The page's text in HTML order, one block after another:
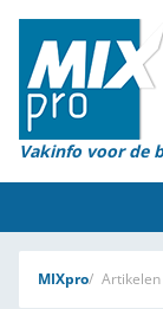
Vakinfo voor de
Home
Magazines
Organisaties
MIXpro